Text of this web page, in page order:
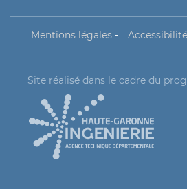
Mentions légales-
Site réalisé dans le cadre du